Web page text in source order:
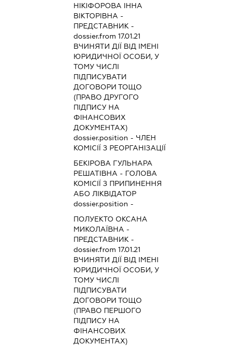
НІКІФОРОВА ІННА
ВІКТОРІВНА -
ПРЕДСТАВНИК -
dossier.from 17.01.21
ВЧИНЯТИ ДІЇ ВІД ІМЕНІ
ЮРИДИЧНОЇ ОСОБИ, У
ТОМУ ЧИСЛІ
ПІДПИСУВАТИ
ДОГОВОРИ ТОЩО
(ПРАВО ДРУГОГО
ПІДПИСУ НА
ФІНАНСОВИХ
ДОКУМЕНТАХ)
dossier.position - ЧЛЕН
КОМІСІЇ З РЕОРГАНІЗАЦІЇ
БЕКІРОВА ГУЛЬНАРА
РЕШАТІВНА - ГОЛОВА
КОМІСІЇ З ПРИПИНЕННЯ
АБО ЛІКВІДАТОР
dossier.position -
ПОЛУЕКТО ОКСАНА
МИКОЛАЇВНА -
ПРЕДСТАВНИК -
dossier.from 17.01.21
ВЧИНЯТИ ДІЇ ВІД ІМЕНІ
ЮРИДИЧНОЇ ОСОБИ, У
ТОМУ ЧИСЛІ
ПІДПИСУВАТИ
ДОГОВОРИ ТОЩО
(ПРАВО ПЕРШОГО
ПІДПИСУ НА
ФІНАНСОВИХ
ДОКУМЕНТАХ)